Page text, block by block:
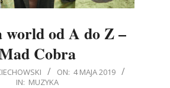
world od A do Z –
Cobra
ON: 4 MAJA 2019
IN: MUZYKA